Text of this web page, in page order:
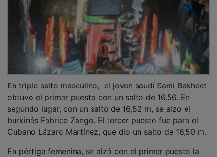
En triple salto masculino, el joven saudí Sami Bakheet
obtuvo el primer puesto con un salto de 16.56. En
segundo lugar, con un salto de 16,52 m, se alzo el
burkinés Fabrice Zango. El tercer puesto fue para el
Cubano Lázaro Martínez, que dio un salto de 16,50 m.
En pértiga femenina, se alzó con el primer puesto la